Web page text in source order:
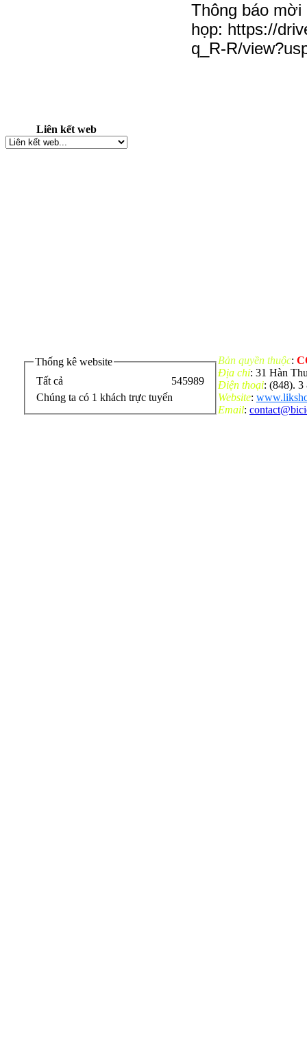
Liên kết web
Thông báo mời
họp: https://
q_R-R/
Thống kê website
Tất cả
545989
Chúng ta có 1 khách trực tuyến
Bản quyền thuộc:
Địa chỉ: 31 Hàn
Điện thoại: (848).
Website:
Email: